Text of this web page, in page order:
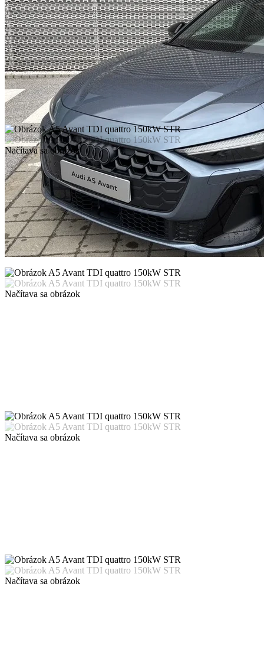
Načítava sa obrázok
Načítava sa obrázok
Načítava sa obrázok
Načítava sa obrázok